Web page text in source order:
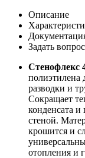
Описание
Задать вопрос
Стенофлекс
полиэтилена
разводки и
Сокращает
конденсата и
стеной.
крошится и
отопления и